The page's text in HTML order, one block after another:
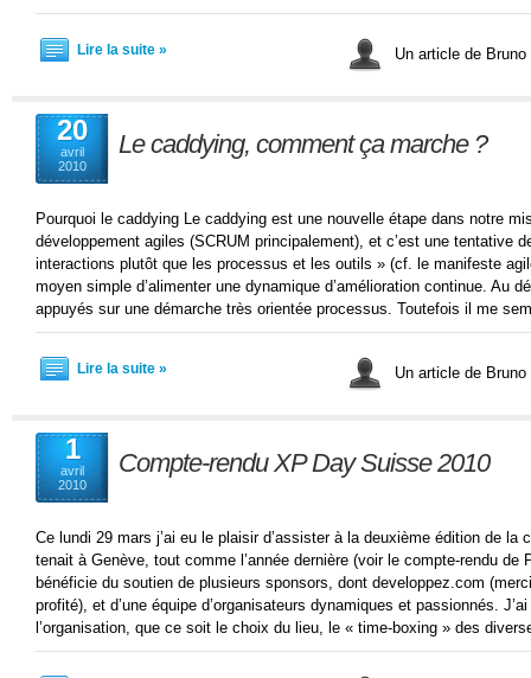
Lire la suite » Un article de
20
avril
2010
Le caddying, comment ça marche ?
Pourquoi le caddying Le caddying est une nouvelle étape dans notre
développement agiles (SCRUM principalement), et c’est une tentative
interactions plutôt que les processus et les outils » (cf. le manifeste
moyen simple d’alimenter une dynamique d’amélioration continue. Au
appuyés sur une démarche très orientée processus. Toutefois il me
Lire la suite » Un article de
1
avril
2010
Compte-rendu XP Day Suisse 2010
Ce lundi 29 mars j’ai eu le plaisir d’assister à la deuxième édition de
tenait à Genève, tout comme l’année dernière (voir le compte-rendu de
bénéficie du soutien de plusieurs sponsors, dont developpez.com
profité), et d’une équipe d’organisateurs dynamiques et passionnés.
l’organisation, que ce soit le choix du lieu, le « time-boxing » des